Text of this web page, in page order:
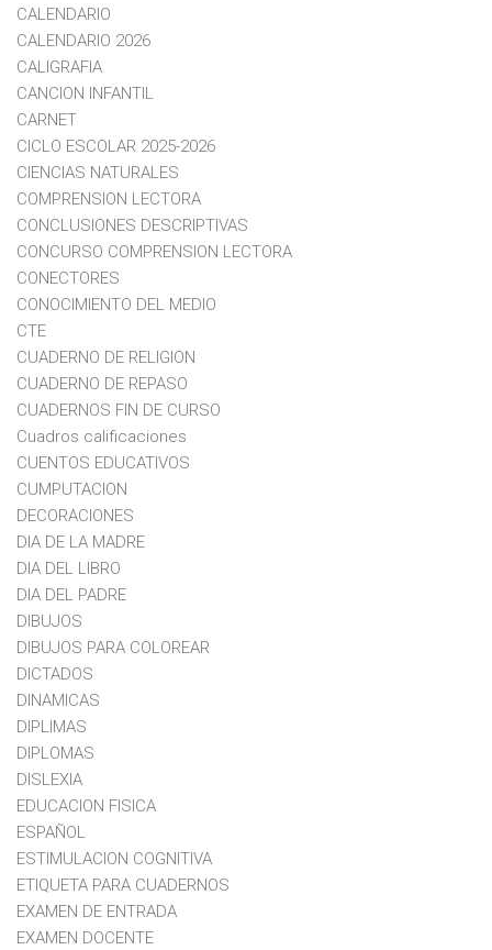
CALENDARIO
CALENDARIO 2026
CALIGRAFIA
CANCION INFANTIL
CARNET
CICLO ESCOLAR 2025-2026
CIENCIAS NATURALES
COMPRENSION LECTORA
CONCLUSIONES DESCRIPTIVAS
CONCURSO COMPRENSION LECTORA
CONECTORES
CONOCIMIENTO DEL MEDIO
CTE
CUADERNO DE RELIGION
CUADERNO DE REPASO
CUADERNOS FIN DE CURSO
Cuadros calificaciones
CUENTOS EDUCATIVOS
CUMPUTACION
DECORACIONES
DIA DE LA MADRE
DIA DEL LIBRO
DIA DEL PADRE
DIBUJOS
DIBUJOS PARA COLOREAR
DICTADOS
DINAMICAS
DIPLIMAS
DIPLOMAS
DISLEXIA
EDUCACION FISICA
ESPAÑOL
ESTIMULACION COGNITIVA
ETIQUETA PARA CUADERNOS
EXAMEN DE ENTRADA
EXAMEN DOCENTE